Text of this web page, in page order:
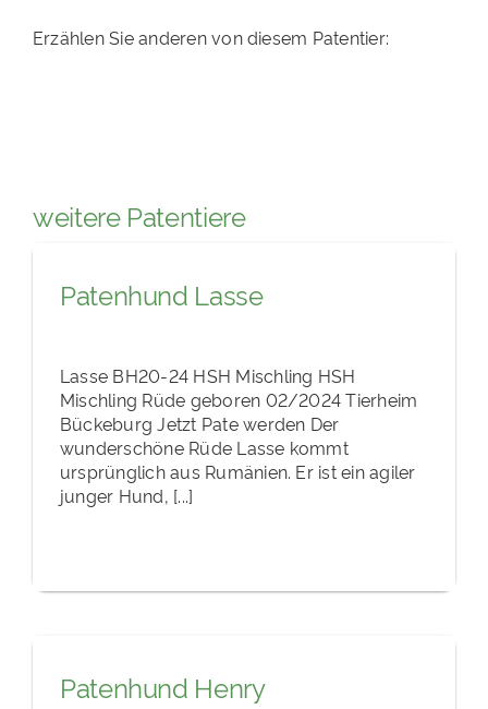
Erzählen Sie anderen von diesem Patentier:
weitere Patentiere
Patenhund Lasse
Lasse BH20-24 HSH Mischling HSH
Mischling Rüde geboren 02/2024 Tierheim
Bückeburg Jetzt Pate werden Der
wunderschöne Rüde Lasse kommt
ursprünglich aus Rumänien. Er ist ein agiler
junger Hund, [...]
Patenhund Henry